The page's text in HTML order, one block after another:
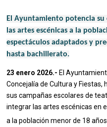
El Ayuntamiento potencia su
las artes escénicas a la
espectáculos adaptados y
hasta bachillerato.
23 enero 2026.- El
Concejalía de Cultura y
sus campañas escolares de
integrar las artes escénicas en
a la población menor de 18 años